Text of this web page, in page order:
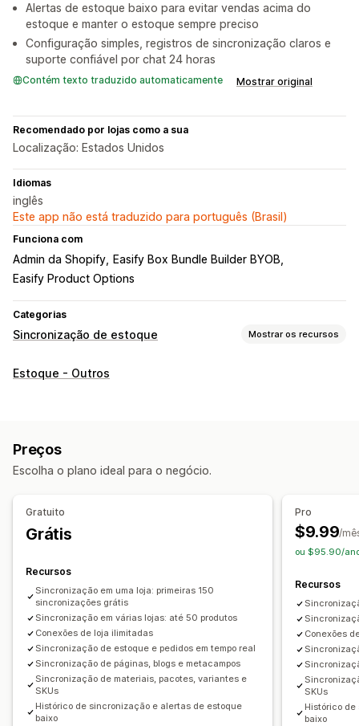
Alertas de estoque baixo para evitar vendas acima do
estoque e manter o estoque sempre preciso
Configuração simples, registros de sincronização claros e
suporte confiável por chat 24 horas
Contém texto traduzido automaticamente Mostrar original
Recomendado por lojas como a sua
Localização: Estados Unidos
Idiomas
inglês
Este app não está traduzido para português (Brasil)
Funciona com
Admin da Shopify
Easify Box Bundle Builder BYOB
Easify Product Options
Categorias
Sincronização de estoque Mostrar os recursos
Tipo de sincronização
Notificações e relatórios
Atualizações de pedidos
Relatórios de erros
Importação e exportação de dados
Métricas de desempenho
Status em tempo real
Registros detalhados
Estoque - Outros
Preços
Escolha o plano ideal para o negócio.
Gratuito
Grátis
Recursos
Sincronização em uma loja: primeiras 150
sincronizações grátis
Sincronização em várias lojas: até 50 produtos
Conexões de loja ilimitadas
Sincronização de estoque e pedidos em tempo real
Sincronização de páginas, blogs e metacampos
Sincronização de materiais, pacotes, variantes e
SKUs
Histórico de sincronização e alertas de estoque
baixo
Pro
$9.99/
ou $95.90/
Recursos
Conexões
SKUs
Histórico
baixo